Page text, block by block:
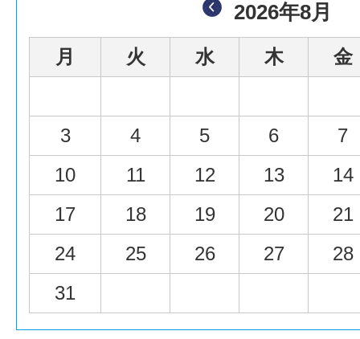
2026年8月
月 火 水 木 金
3 4 5 6
7
10
11 12 13
14
17
18 19 20
21
24
25 26 27
28
31